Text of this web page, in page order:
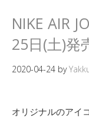
NIKE AIR
25日(土)発
2020-04-24 by
オリジナルのアイ